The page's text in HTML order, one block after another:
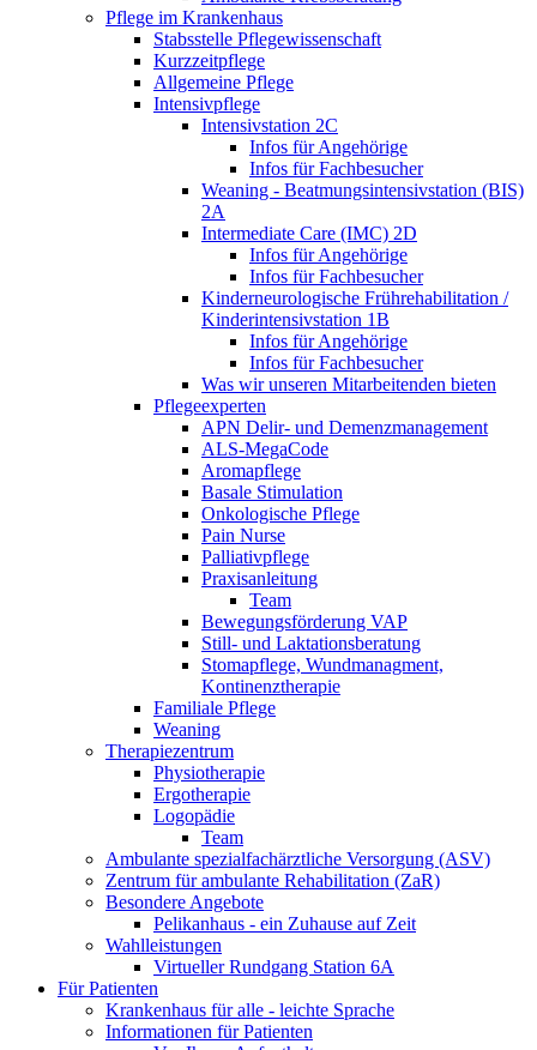
Pflege im Krankenhaus
Stabsstelle Pflegewissenschaft
Kurzzeitpflege
Allgemeine Pflege
Intensivpflege
Intensivstation 2C
Infos für Angehörige
Infos für Fachbesucher
Weaning - Beatmungsintensivstation (BIS)
2A
Intermediate Care (IMC) 2D
Infos für Angehörige
Infos für Fachbesucher
Kinderneurologische Frührehabilitation /
Kinderintensivstation 1B
Infos für Angehörige
Infos für Fachbesucher
Was wir unseren Mitarbeitenden bieten
Pflegeexperten
APN Delir- und Demenzmanagement
ALS-MegaCode
Aromapflege
Basale Stimulation
Onkologische Pflege
Pain Nurse
Palliativpflege
Praxisanleitung
Team
Bewegungsförderung VAP
Still- und Laktationsberatung
Stomapflege, Wundmanagment,
Kontinenztherapie
Familiale Pflege
Weaning
Therapiezentrum
Physiotherapie
Ergotherapie
Logopädie
Team
Ambulante spezialfachärztliche Versorgung (ASV)
Zentrum für ambulante Rehabilitation (ZaR)
Besondere Angebote
Pelikanhaus - ein Zuhause auf Zeit
Wahlleistungen
Virtueller Rundgang Station 6A
Für Patienten
Krankenhaus für alle - leichte Sprache
Informationen für Patienten